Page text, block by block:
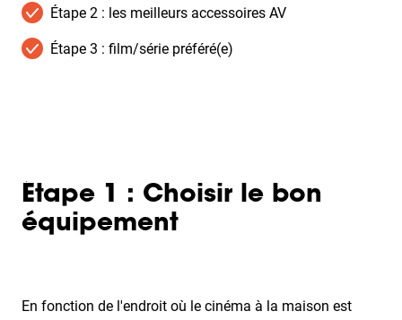
Étape 2 : les meilleurs accessoires AV
Étape 3 : film/série préféré(e)
Étape 1 : Choisir le bon
équipement
En fonction de l'endroit où le cinéma à la maison est